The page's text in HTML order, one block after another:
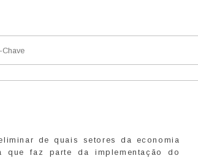
de quais setores da economia
que faz parte da implementação do